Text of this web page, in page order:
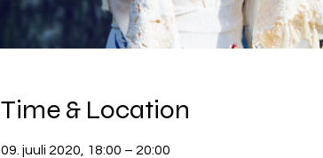
Time & Location
09. juuli 2020, 18:00 – 20:00